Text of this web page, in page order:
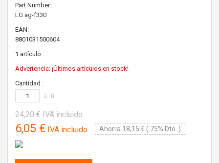
Part Number:
LG ag-f330
EAN:
8801031500604
1 artículo
Advertencia: ¡Últimos artículos en stock!
Cantidad :
24,20 €IVA incluido
6,05 € IVA incluido Ahorra 18,15 € ( 75% Dto. )